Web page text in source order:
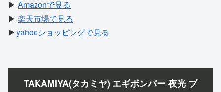
▶ Amazonで見る
▶ 楽天市場で見る
▶yahooショッピングで見る
TAKAMIYA(タカミヤ) エギボンバー 夜光 ブ